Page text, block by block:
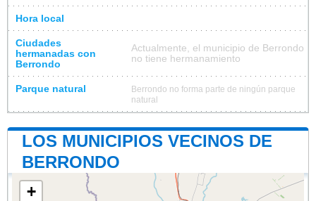
Hora local
Ciudades
hermanadas con
Berrondo
Actualmente, el municipio de Berrondo
no tiene hermanamiento
Parque natural
Berrondo no forma parte de ningún parque
natural
LOS MUNICIPIOS VECINOS DE
BERRONDO
+